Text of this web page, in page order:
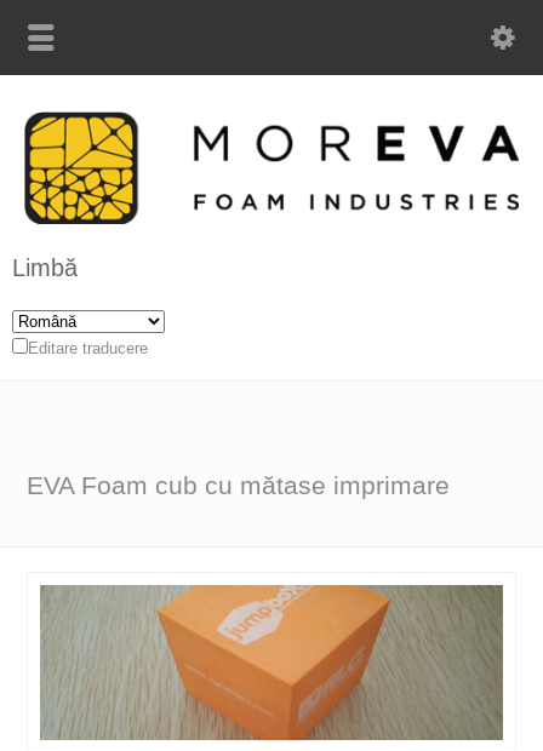
Limbă
Editare traducere
EVA Foam cub cu mătase imprimare